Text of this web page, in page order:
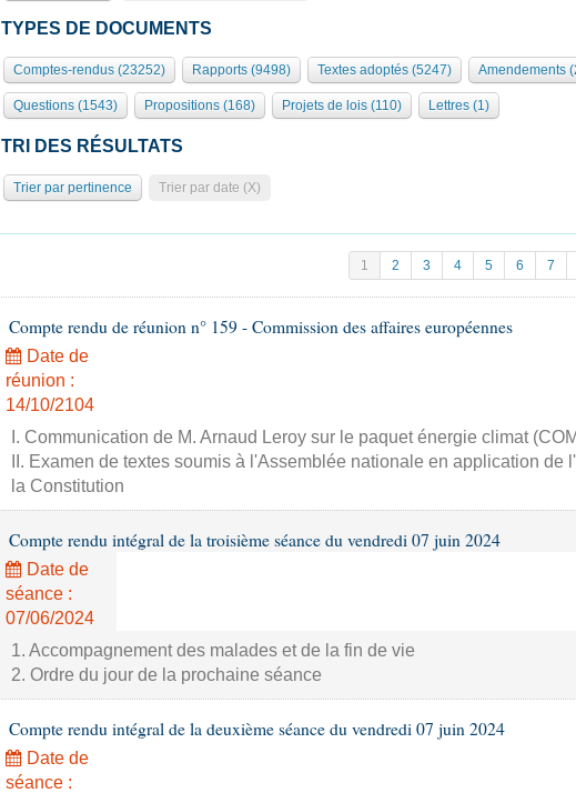
TYPES DE DOCUMENTS
Comptes-rendus (23252) Rapports (9498) Textes adoptés (5247) Amendements
Questions (1543) Propositions (168) Projets de lois (110) Lettres (1)
TRI DES RÉSULTATS
Trier par pertinence Trier par date (X)
1 2 3 4 5 6 7
Compte rendu de réunion n° 159 - Commission des affaires européennes
Date de
réunion :
14/10/2104
I. Communication de M. Arnaud Leroy sur le paquet énergie climat
II. Examen de textes soumis à l'Assemblée nationale en application de
la Constitution
Compte rendu intégral de la troisième séance du vendredi 07 juin 2024
Date de
séance :
07/06/2024
1. Accompagnement des malades et de la fin de vie
2. Ordre du jour de la prochaine séance
Compte rendu intégral de la deuxième séance du vendredi 07 juin 2024
Date de
séance :